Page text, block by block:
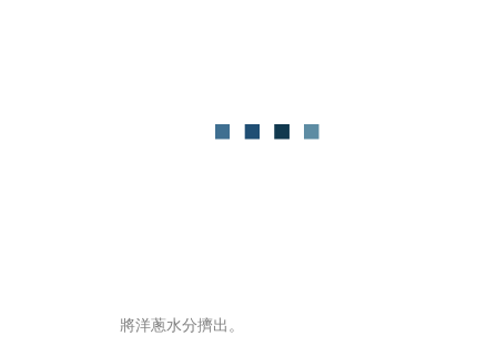
將洋蔥水分擠出。